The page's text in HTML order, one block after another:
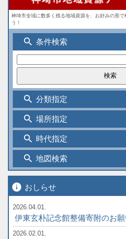
神埼市全域に数多く残る地域資源を、お好みの形
う！
search 条件検索
search 分類指定
search 場所指定
search 時代指定
search 地図検索
info おしらせ
2026.04.01.
伊東玄朴記念館整備寄附のお願
2026.02.01.